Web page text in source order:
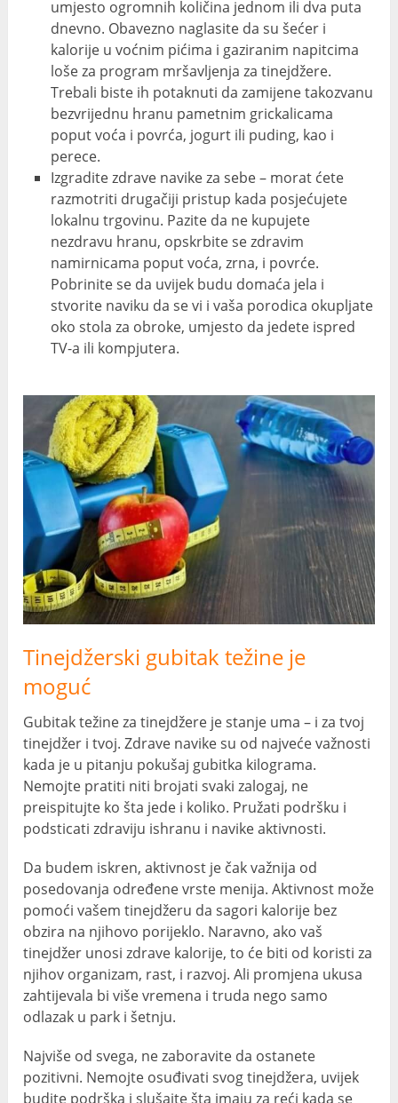
umjesto ogromnih količina jednom ili dva puta
dnevno. Obavezno naglasite da su šećer i
kalorije u voćnim pićima i gaziranim napitcima
loše za program mršavljenja za tinejdžere.
Trebali biste ih potaknuti da zamijene takozvanu
bezvrijednu hranu pametnim grickalicama
poput voća i povrća, jogurt ili puding, kao i
perece.
Izgradite zdrave navike za sebe – morat ćete
razmotriti drugačiji pristup kada posjećujete
lokalnu trgovinu. Pazite da ne kupujete
nezdravu hranu, opskrbite se zdravim
namirnicama poput voća, zrna, i povrće.
Pobrinite se da uvijek budu domaća jela i
stvorite naviku da se vi i vaša porodica okupljate
oko stola za obroke, umjesto da jedete ispred
TV-a ili kompjutera.
Tinejdžerski gubitak težine je
moguć
Gubitak težine za tinejdžere je stanje uma – i za tvoj
tinejdžer i tvoj. Zdrave navike su od najveće važnosti
kada je u pitanju pokušaj gubitka kilograma.
Nemojte pratiti niti brojati svaki zalogaj, ne
preispitujte ko šta jede i koliko. Pružati podršku i
podsticati zdraviju ishranu i navike aktivnosti.
Da budem iskren, aktivnost je čak važnija od
posedovanja određene vrste menija. Aktivnost može
pomoći vašem tinejdžeru da sagori kalorije bez
obzira na njihovo porijeklo. Naravno, ako vaš
tinejdžer unosi zdrave kalorije, to će biti od koristi za
njihov organizam, rast, i razvoj. Ali promjena ukusa
zahtijevala bi više vremena i truda nego samo
odlazak u park i šetnju.
Najviše od svega, ne zaboravite da ostanete
pozitivni. Nemojte osuđivati ​​svog tinejdžera, uvijek
budite podrška i slušajte šta imaju za reći kada se